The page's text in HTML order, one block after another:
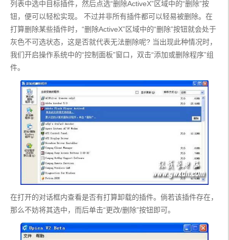
列表中选中目标插件，然后点选“删除ActiveX”区域中的“删除”按
钮，便可以轻松实现。 不过并非所有插件都可以轻易被删除。在
打算删除某些插件时，“删除ActiveX”区域中的“删除”按钮就会处于
灰色不可选状态，这是否就代表无法删除呢? 当出现此种情况时，
我们开启操作系统中的“控制面板”窗口，双击“添加或删除程序”组
件。
在打开的对话框内查看是否有打算卸载的插件。倘若该插件存在，
那么不妨将其选中，而后单击“更改/删除”按钮即可。